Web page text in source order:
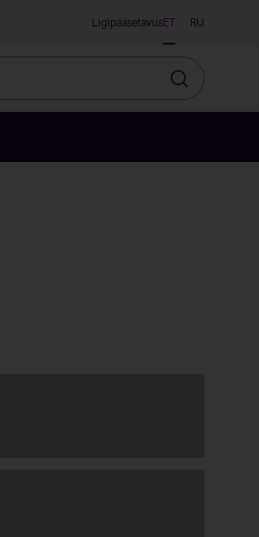
LigipääsetavusET RU
Otsin